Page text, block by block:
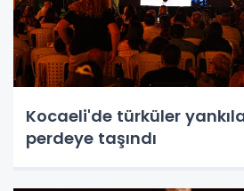
Kocaeli'de türküler
perdeye taşındı